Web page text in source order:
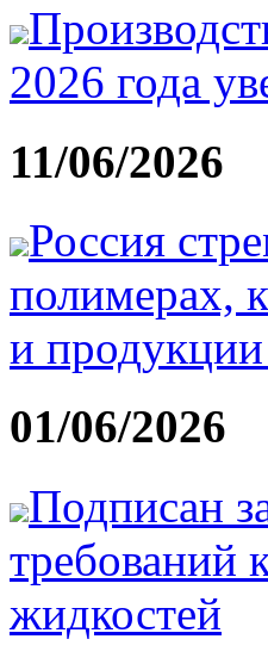
2026 года
11/06/2026
Россия
полимерах,
и
01/06/2026
Подписан
требований
жидкостей